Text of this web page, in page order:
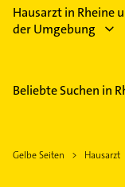
Hausarzt in Rheine
der Umgebung
Beliebte Suchen in
Gelbe Seiten Hausarzt